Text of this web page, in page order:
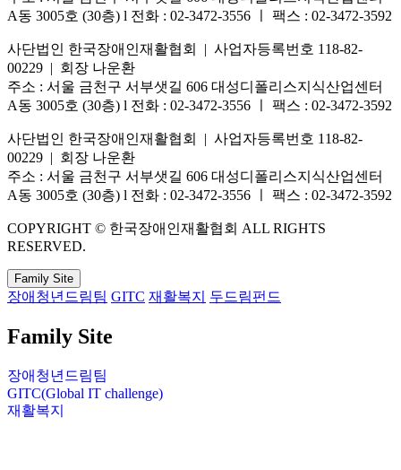
A동 3005호 (30층) l 전화 : 02-3472-3556 ㅣ 팩스 : 02-3472-3592
사단법인 한국장애인재활협회 | 사업자등록번호 118-82-
00229 | 회장 나운환
주소 : 서울 금천구 서부샛길 606 대성디폴리스지식산업센터
A동 3005호 (30층) l 전화 : 02-3472-3556 ㅣ 팩스 : 02-3472-3592
사단법인 한국장애인재활협회 | 사업자등록번호 118-82-
00229 | 회장 나운환
주소 : 서울 금천구 서부샛길 606 대성디폴리스지식산업센터
A동 3005호 (30층) l 전화 : 02-3472-3556 ㅣ 팩스 : 02-3472-3592
COPYRIGHT © 한국장애인재활협회 ALL RIGHTS
RESERVED.
Family Site
장애청년드림팀 GITC 재활복지 두드림펀드
Family Site
장애청년드림팀
GITC(Global IT challenge)
재활복지